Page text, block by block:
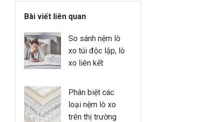
Bài viết liên quan
So sánh nệm lò
xo túi độc lập, lò
xo liên kết
Phân biệt các
loại nệm lò xo
trên thị trường